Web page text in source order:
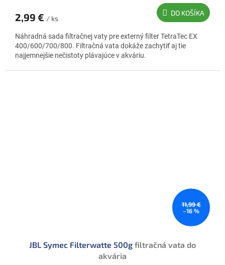
2,99 € / ks
DO KOŠÍKA
Náhradná sada filtračnej vaty pre externý filter TetraTec EX
400/600/700/800. Filtračná vata dokáže zachytiť aj tie
najjemnejšie nečistoty plávajúce v akváriu.
11,99 €
–16 %
JBL Symec Filterwatte 500g filtračná vata do
akvária